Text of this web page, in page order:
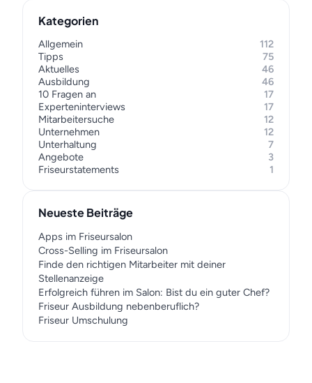
Kategorien
Allgemein
112
Tipps
75
Aktuelles
46
Ausbildung
46
10 Fragen an
17
Experteninterviews
17
Mitarbeitersuche
12
Unternehmen
12
Unterhaltung
7
Angebote
3
Friseurstatements
1
Neueste Beiträge
Apps im Friseursalon
Cross-Selling im Friseursalon
Finde den richtigen Mitarbeiter mit deiner
Stellenanzeige
Erfolgreich führen im Salon: Bist du ein guter Chef?
Friseur Ausbildung nebenberuflich?
Friseur Umschulung